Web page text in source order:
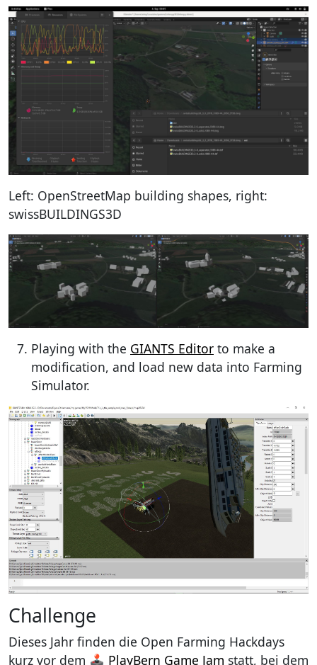
Left: OpenStreetMap building shapes, right:
swissBUILDINGS3D
Playing with the GIANTS Editor to make a
modification, and load new data into Farming
Simulator.
Challenge
Dieses Jahr finden die Open Farming Hackdays
kurz vor dem 🕹️ PlayBern Game Jam statt, bei dem